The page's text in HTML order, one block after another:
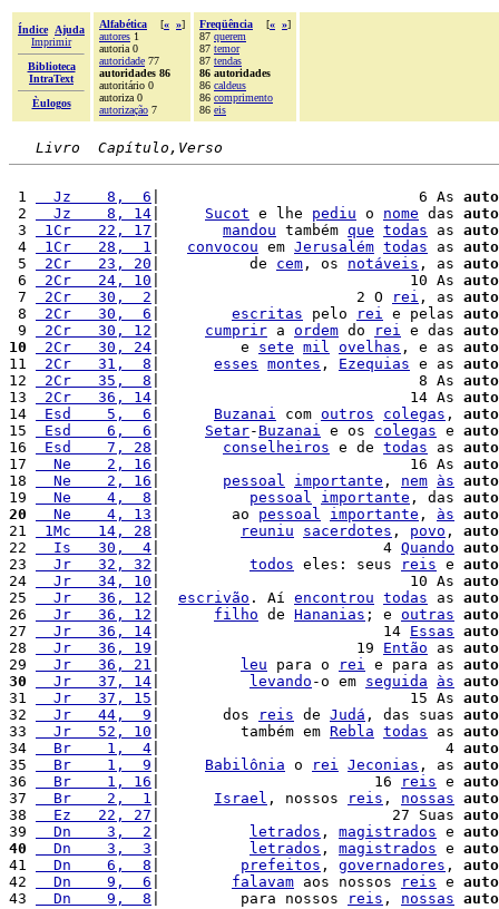
Índice
Ajuda
Imprimir
Biblioteca
IntraText
Èulogos
Alfabética [« »]
autores 1
autoria 0
autoridade 77
autoridades 86
autoritário 0
autoriza 0
autorização 7
Freqüência [« »]
87 querem
87 temor
87 tendas
86 autoridades
86 caldeus
86 comprimento
86 eis
Livro  Capítulo,Verso
1
  Jz    8,  6
|                             6 As
2
  Jz    8, 14
Sucot e lhe pediu o nome das
3
1Cr   22, 17 mandou também que todas as
4
1Cr   28,  1 convocou em Jerusalém todas as
5
2Cr   23, 20 |          de cem , os notáveis , as
6
2Cr   24, 10 |                            10 As
7
2Cr   30,  2 |                      2 O rei , as
8
2Cr   30,  6 escritas pelo rei e pelas
9
2Cr   30, 12 cumprir a ordem do rei e das
10
2Cr   30, 24 |         e sete mil ovelhas , e as
11
2Cr   31,  8 esses montes , Ezequias e as
12
2Cr   35,  8 |                             8 As
13
2Cr   36, 14 |                            14 As
14
Esd    5,  6 Buzanai com outros colegas ,
15
Esd    6,  6 Setar- Buzanai e os colegas e
16
Esd    7, 28 conselheiros e de todas as
17
  Ne    2, 16
|                            16 As
18
  Ne    2, 16
pessoal importante , nem às
19
  Ne    4,  8
pessoal importante , das
20
  Ne    4, 13
|        ao pessoal importante , às
21
1Mc   14, 28 reuniu sacerdotes , povo ,
22
  Is   30,  4
|                         4 Quando
23
  Jr   32, 32
todos eles: seus reis e
24
  Jr   34, 10
|                            10 As
25
  Jr   36, 12
escrivão . Aí encontrou todas as
26
  Jr   36, 12
filho de Hananias ; e outras
27
  Jr   36, 14
|                         14 Essas
28
  Jr   36, 19
|                      19 Então as
29
  Jr   36, 21
leu para o rei e para as
30
  Jr   37, 14
levando -o em seguida às
31
  Jr   37, 15
|                            15 As
32
  Jr   44,  9
|       dos reis de Judá , das suas
33
  Jr   52, 10
|         também em Rebla todas as
34
  Br    1,  4
|                                4
35
  Br    1,  9
Babilônia o rei Jeconias , as
36
  Br    1, 16
|                        16 reis e
37
  Br    2,  1
Israel , nossos reis , nossas
38
  Ez   22, 27
|                          27 Suas
39
  Dn    3,  2
letrados , magistrados e
40
  Dn    3,  3
letrados , magistrados e
41
  Dn    6,  8
prefeitos , governadores ,
42
  Dn    9,  6
falavam aos nossos reis e
43
  Dn    9,  8
|         para nossos reis , nossas